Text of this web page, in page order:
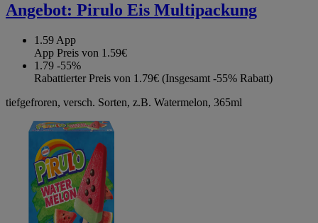
Angebot: Pirulo Eis Multipackung
1.59 App
App Preis von 1.59€
1.79 -55%
Rabattierter Preis von 1.79€ (Insgesamt -55% Rabatt)
tiefgefroren, versch. Sorten, z.B. Watermelon, 365ml